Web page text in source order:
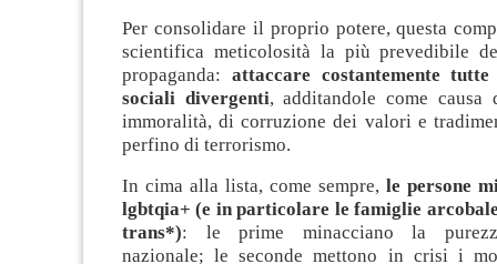
Per consolidare il proprio potere, questa
scientifica meticolosità la più prevedibile
propaganda: attaccare costantemente
sociali divergenti, additandole come causa
immoralità, di corruzione dei valori e
perfino di terrorismo.
In cima alla lista, come sempre, le persone
lgbtqia+ (e in particolare le famiglie
trans*): le prime minacciano la
nazionale; le seconde mettono in crisi i